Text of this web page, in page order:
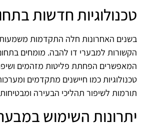
טכנולוגיות חדשות
בשנים האחרונות חלה התקדמות
הקשורות למבערי דו להבה. מומחים
המאפשרים הפחתת פליטות מזהמים
טכנולוגיות כמו חיישנים מתקדמים
תורמות לשיפור תהליכי הבעירה
יתרונות השימוש